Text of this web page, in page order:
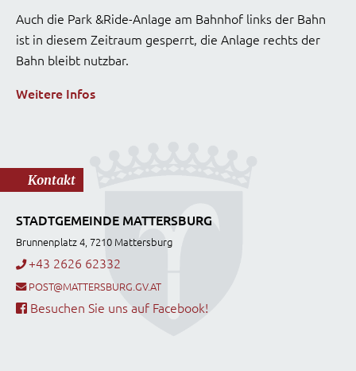
Auch die Park &Ride-Anlage am Bahnhof links der Bahn
ist in diesem Zeitraum gesperrt, die Anlage rechts der
Bahn bleibt nutzbar.
Weitere Infos
Kontakt
STADTGEMEINDE MATTERSBURG
Brunnenplatz 4, 7210 Mattersburg
+43 2626 62332
POST@MATTERSBURG.GV.AT
Besuchen Sie uns auf Facebook!